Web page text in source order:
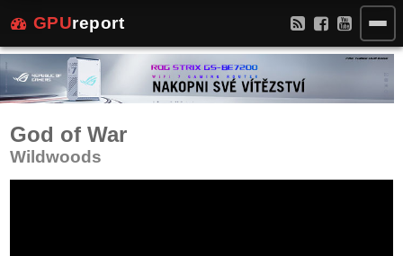
GPUreport
God of War
Wildwoods